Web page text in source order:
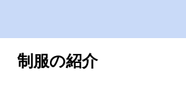
制服の紹介